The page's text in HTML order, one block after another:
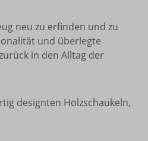
neu zu erfinden und zu
und überlegte
in den Alltag der
designten Holzschaukeln,